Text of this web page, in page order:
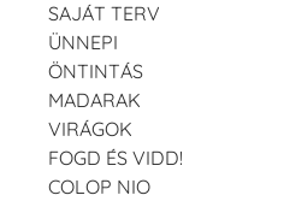
SAJÁT TERV
ÜNNEPI
ÖNTINTÁS
MADARAK
VIRÁGOK
FOGD ÉS VIDD!
COLOP NIO